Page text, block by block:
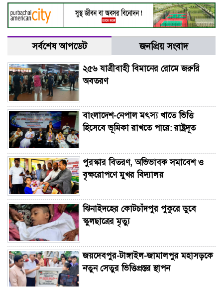
সর্বশেষ আপডেট জনপ্রিয় সংবাদ
২৫৬ যাত্রীবাহী বিমানের রোমে জরুরি
অবতরণ
বাংলাদেশ-নেপাল মৎস্য খাতে ভিত্তি
হিসেবে ভূমিকা রাখতে পারে: রাষ্ট্রদূত
পুরস্কার বিতরণ, অভিভাবক সমাবেশ ও
বৃক্ষরোপণে মুখর বিদ্যালয়
ঝিনাইদহের কোটচাঁদপুর পুকুরে ডুবে
স্কুলছাত্রের মৃত্যু
জয়দেবপুর-টাঙ্গাইল-জামালপুর মহাসড়কে
নতুন সেতুর ভিত্তিপ্রস্তর স্থাপন